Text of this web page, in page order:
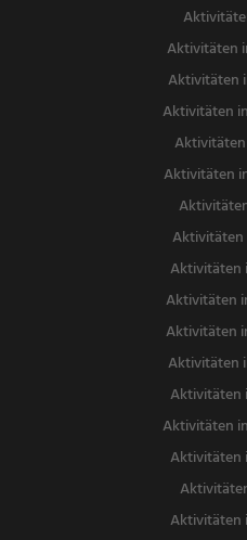
Aktivitäten
Aktivitäten
Aktivitäten
Aktivitäten
Aktivitäten
Aktivitäten
Aktivitäten
Aktivitäten
Aktivitäten
Aktivitäten
Aktivitäten
Aktivitäten
Aktivitäten